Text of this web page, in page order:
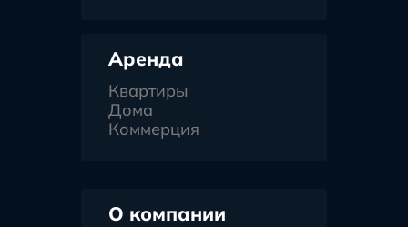
Аренда
Квартиры
Дома
Коммерция
О компании